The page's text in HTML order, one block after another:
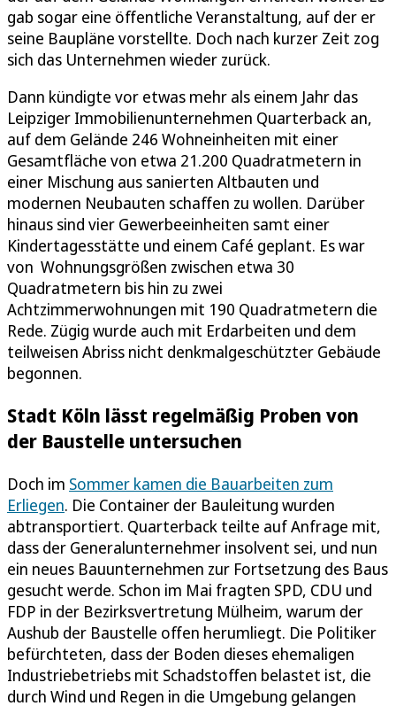
gab sogar eine öffentliche Veranstaltung, auf der er
seine Baupläne vorstellte. Doch nach kurzer Zeit zog
sich das Unternehmen wieder zurück.
Dann kündigte vor etwas mehr als einem Jahr das
Leipziger Immobilienunternehmen Quarterback an,
auf dem Gelände 246 Wohneinheiten mit einer
Gesamtfläche von etwa 21.200 Quadratmetern in
einer Mischung aus sanierten Altbauten und
modernen Neubauten schaffen zu wollen. Darüber
hinaus sind vier Gewerbeeinheiten samt einer
Kindertagesstätte und einem Café geplant. Es war
von Wohnungsgrößen zwischen etwa 30
Quadratmetern bis hin zu zwei
Achtzimmerwohnungen mit 190 Quadratmetern die
Rede. Zügig wurde auch mit Erdarbeiten und dem
teilweisen Abriss nicht denkmalgeschützter Gebäude
begonnen.
Stadt Köln lässt regelmäßig Proben von
der Baustelle untersuchen
Doch im Sommer kamen die Bauarbeiten zum
Erliegen. Die Container der Bauleitung wurden
abtransportiert. Quarterback teilte auf Anfrage mit,
dass der Generalunternehmer insolvent sei, und nun
ein neues Bauunternehmen zur Fortsetzung des Baus
gesucht werde. Schon im Mai fragten SPD, CDU und
FDP in der Bezirksvertretung Mülheim, warum der
Aushub der Baustelle offen herumliegt. Die Politiker
befürchteten, dass der Boden dieses ehemaligen
Industriebetriebs mit Schadstoffen belastet ist, die
durch Wind und Regen in die Umgebung gelangen